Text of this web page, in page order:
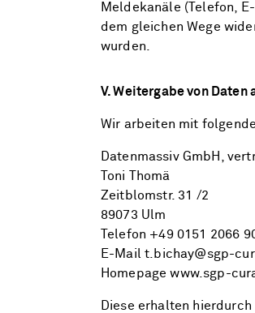
Meldekanäle (Telefon,
dem gleichen Wege
wurden.
V. Weitergabe von
Wir arbeiten mit
Datenmassiv GmbH,
Toni Thomä
Zeitblomstr. 31 /2
89073 Ulm
Telefon +49 0151 2066
E-Mail t.bichay@sgp-
Homepage www.sgp-
Diese erhalten